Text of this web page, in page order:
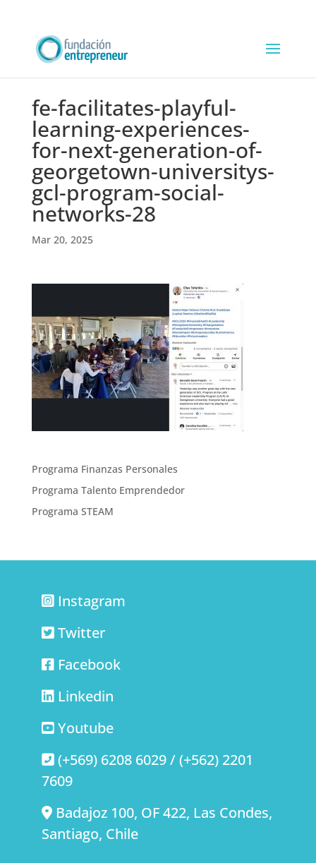
fe-facilitates-playful-
learning-experiences-
for-next-generation-of-
georgetown-universitys-
gcl-program-social-
networks-28
Mar 20, 2025
Programa Finanzas Personales
Programa Talento Emprendedor
Programa STEAM
Instagram
Twitter
Facebook
Linkedin
Youtube
(+569) 6208 6029 / (+562) 2201
7609
Badajoz 100, OF 422, Las Condes,
Santiago, Chile